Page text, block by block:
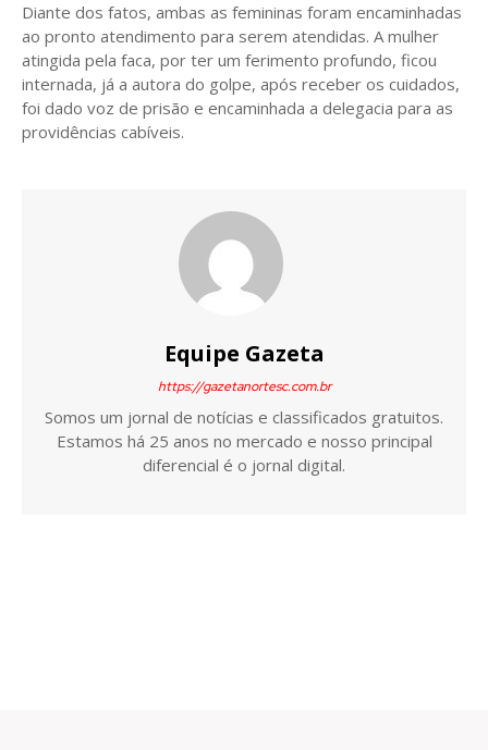
Diante dos fatos, ambas as femininas foram encaminhadas
ao pronto atendimento para serem atendidas. A mulher
atingida pela faca, por ter um ferimento profundo, ficou
internada, já a autora do golpe, após receber os cuidados,
foi dado voz de prisão e encaminhada a delegacia para as
providências cabíveis.
Equipe Gazeta
https://gazetanortesc.com.br
Somos um jornal de notícias e classificados gratuitos.
Estamos há 25 anos no mercado e nosso principal
diferencial é o jornal digital.